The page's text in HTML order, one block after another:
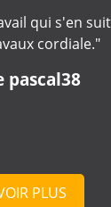
intervention
écoute . Je
De cd
PLUS